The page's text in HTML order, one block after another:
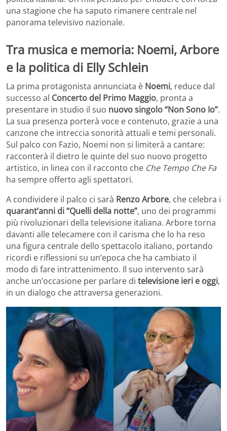
una stagione che ha saputo rimanere centrale nel
panorama televisivo nazionale.
Tra musica e memoria: Noemi, Arbore
e la politica di Elly Schlein
La prima protagonista annunciata è Noemi, reduce dal
successo al Concerto del Primo Maggio, pronta a
presentare in studio il suo nuovo singolo “Non Sono Io”.
La sua presenza porterà voce e contenuto, grazie a una
canzone che intreccia sonorità attuali e temi personali.
Sul palco con Fazio, Noemi non si limiterà a cantare:
racconterà il dietro le quinte del suo nuovo progetto
artistico, in linea con il racconto che Che Tempo Che Fa
ha sempre offerto agli spettatori.
A condividere il palco ci sarà Renzo Arbore, che celebra i
quarant’anni di “Quelli della notte”, uno dei programmi
più rivoluzionari della televisione italiana. Arbore torna
davanti alle telecamere con il carisma che lo ha reso
una figura centrale dello spettacolo italiano, portando
ricordi e riflessioni su un’epoca che ha cambiato il
modo di fare intrattenimento. Il suo intervento sarà
anche un’occasione per parlare di televisione ieri e oggi,
in un dialogo che attraversa generazioni.